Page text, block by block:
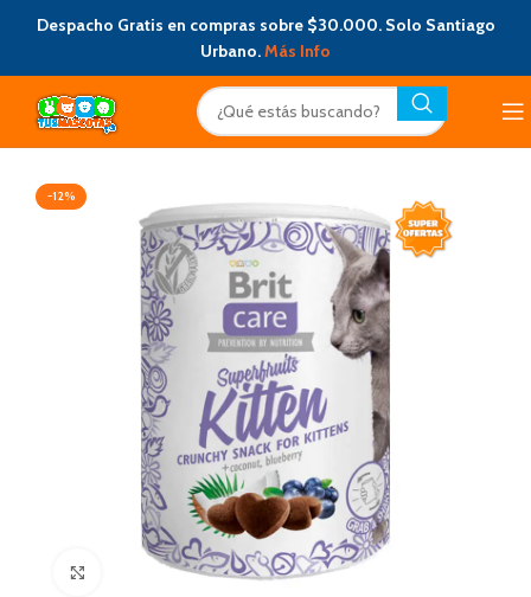
Despacho Gratis en compras sobre $30.000. Solo Santiago
Urbano.Más Info
-12%
Click to enlarge